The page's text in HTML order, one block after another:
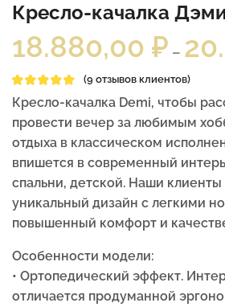
Кресло-качалка
18.880,00 ₽ –
(9 отзывов клиентов)
Кресло-качалка Demi, чтобы
провести вечер за любимым
отдыха в классическом
впишется в современный
спальни, детской. Наши
уникальный дизайн с легкими
повышенный комфорт и
Особенности модели:
• Ортопедический эффект.
отличается продуманной